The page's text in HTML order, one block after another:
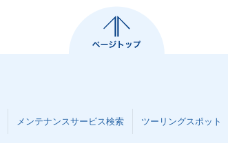
メンテナンスサービス検索 ツーリングスポット